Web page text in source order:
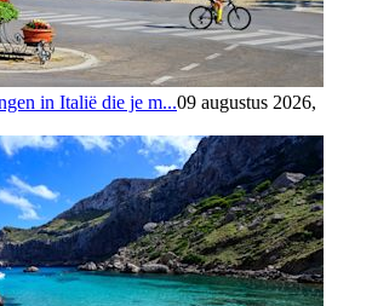
in Italië die je m...09 augustus 2026,